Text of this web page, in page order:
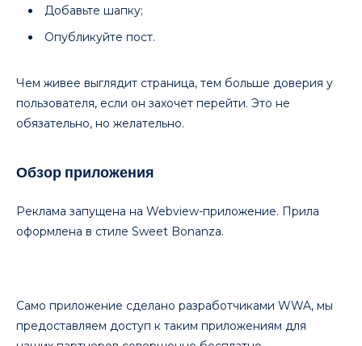
Добавьте шапку;
Опубликуйте пост.
Чем живее выглядит страница, тем больше доверия у
пользователя, если он захочет перейти. Это не
обязательно, но желательно.
Обзор приложения
Реклама запущена на Webview-приложение. Прила
оформлена в стиле Sweet Bonanza.
Само приложение сделано разработчиками WWA, мы
предоставляем доступ к таким приложениям для